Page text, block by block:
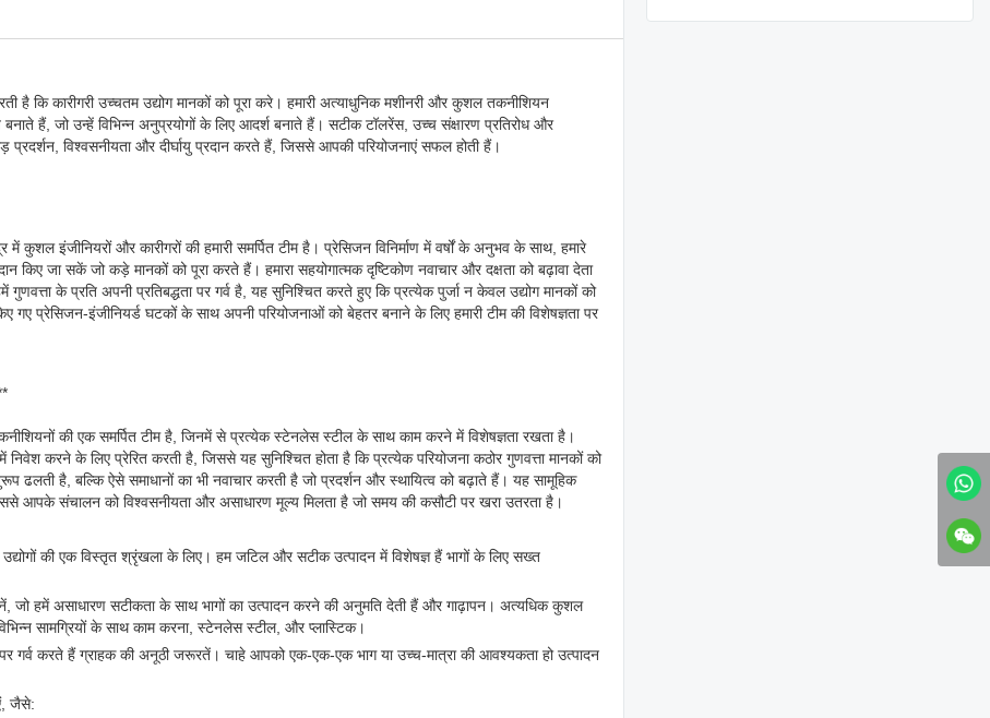
कि कारीगरी उच्चतम उद्योग मानकों को पूरा करे। हमारी अत्याधुनिक मशीनरी और कुशल तकनीशियन
हैं, जो उन्हें विभिन्न अनुप्रयोगों के लिए आदर्श बनाते हैं। सटीक टॉलरेंस, उच्च संक्षारण प्रतिरोध और
विश्वसनीयता और दीर्घायु प्रदान करते हैं, जिससे आपकी परियोजनाएं सफल होती हैं।
इंजीनियरों और कारीगरों की हमारी समर्पित टीम है। प्रेसिजन विनिर्माण में वर्षों के अनुभव के साथ, हमारे
जा सकें जो कड़े मानकों को पूरा करते हैं। हमारा सहयोगात्मक दृष्टिकोण नवाचार और दक्षता को बढ़ावा देता
के प्रति अपनी प्रतिबद्धता पर गर्व है, यह सुनिश्चित करते हुए कि प्रत्येक पुर्जा न केवल उद्योग मानकों को
प्रेसिजन-इंजीनियर्ड घटकों के साथ अपनी परियोजनाओं को बेहतर बनाने के लिए हमारी टीम की विशेषज्ञता पर
की एक समर्पित टीम है, जिनमें से प्रत्येक स्टेनलेस स्टील के साथ काम करने में विशेषज्ञता रखता है।
निवेश करने के लिए प्रेरित करती है, जिससे यह सुनिश्चित होता है कि प्रत्येक परियोजना कठोर गुणवत्ता मानकों को
ढलती है, बल्कि ऐसे समाधानों का भी नवाचार करती है जो प्रदर्शन और स्थायित्व को बढ़ाते हैं। यह सामूहिक
आपके संचालन को विश्वसनीयता और असाधारण मूल्य मिलता है जो समय की कसौटी पर खरा उतरता है।
की एक विस्तृत श्रृंखला के लिए। हम जटिल और सटीक उत्पादन में विशेषज्ञ हैं भागों के लिए सख्त
जो हमें असाधारण सटीकता के साथ भागों का उत्पादन करने की अनुमति देती हैं और गाढ़ापन। अत्यधिक कुशल
सामग्रियों के साथ काम करना, स्टेनलेस स्टील, और प्लास्टिक।
गर्व करते हैं ग्राहक की अनूठी जरूरतें। चाहे आपको एक-एक-एक भाग या उच्च-मात्रा की आवश्यकता हो उत्पादन
जैसे: